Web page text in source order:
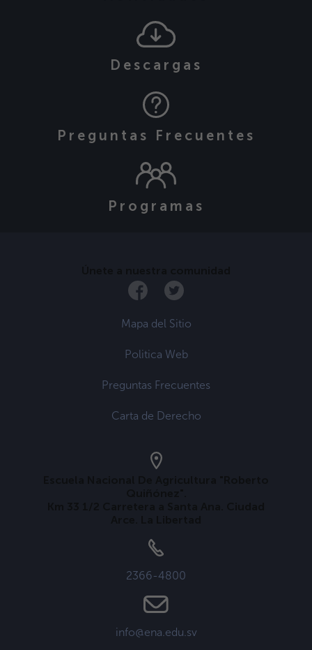
Descargas
Preguntas Frecuentes
Programas
Mapa del Sitio
Politica Web
Preguntas Frecuentes
Carta de Derecho
2366-4800
info@ena.edu.sv